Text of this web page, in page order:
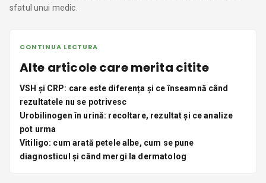
sfatul unui medic.
CONTINUA LECTURA
Alte articole care merita citite
VSH și CRP: care este diferența și ce înseamnă când
rezultatele nu se potrivesc
Urobilinogen în urină: recoltare, rezultat și ce analize
pot urma
Vitiligo: cum arată petele albe, cum se pune
diagnosticul și când mergi la dermatolog